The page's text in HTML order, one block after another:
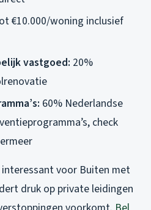
€10.000/woning inclusief
vastgoed: 20%
60% Nederlandse
check
voor Buiten met
druk op private leidingen